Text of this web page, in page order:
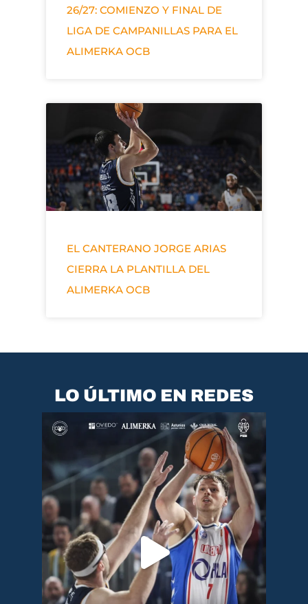
26/27: COMIENZO Y FINAL DE
LIGA DE CAMPANILLAS PARA EL
ALIMERKA OCB
EL CANTERANO JORGE ARIAS
CIERRA LA PLANTILLA DEL
ALIMERKA OCB
LO ÚLTIMO EN REDES